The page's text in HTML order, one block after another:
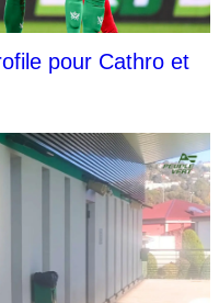
pour Cathro et